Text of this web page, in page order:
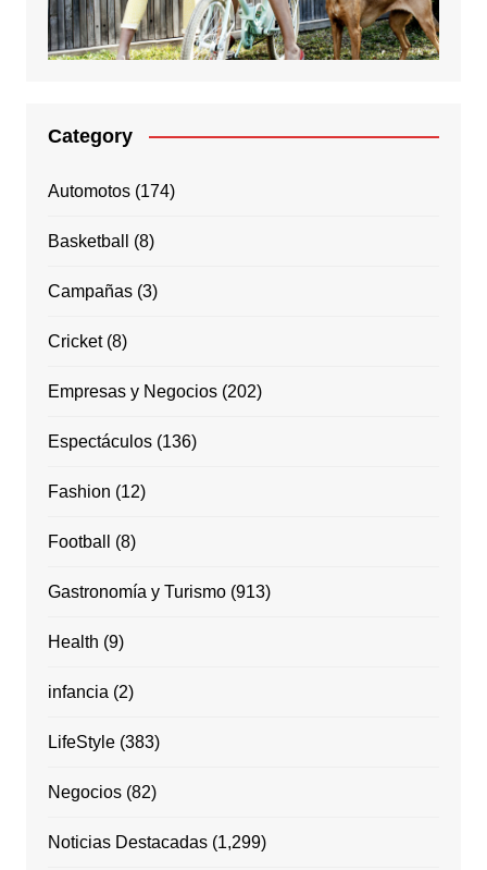
Category
Automotos(174)
Basketball (8)
Campañas(3)
Cricket(8)
Empresas y Negocios(202)
Espectáculos(136)
Fashion (12)
Football (8)
Gastronomía y Turismo(913)
Health (9)
infancia (2)
LifeStyle(383)
Negocios(82)
Noticias Destacadas(1,299)